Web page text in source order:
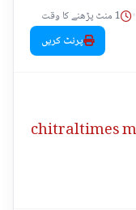
•
1 منٹ پڑھنے کا وقت
پرنٹ کریں